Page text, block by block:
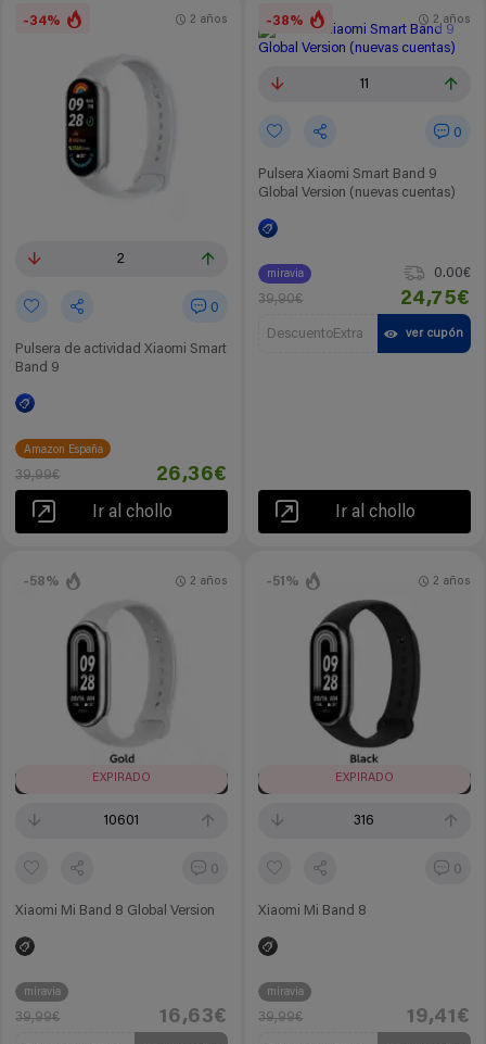
-34%
2
0
Pulsera de actividad Xiaomi Smart
Band 9
2 años
Amazon España
39,99€ 26,36€
Ir al chollo
-38%
11
0
Pulsera Xiaomi Smart Band 9
Global Version (nuevas cuentas)
2 años
miravia
0.00€
39,90€
24,75€
DescuentoExtra ver cupón
Ir al chollo
-58%
EXPIRADO
10601
0
Xiaomi Mi Band 8 Global Version
2 años
miravia
39,99€ 16,63€
-51%
EXPIRADO
316
0
Xiaomi Mi Band 8
2 años
miravia
39,99€ 19,41€